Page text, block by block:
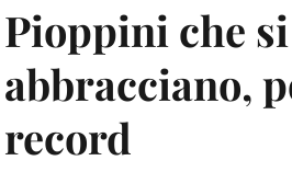
Pioppini che si
abbracciano,
record